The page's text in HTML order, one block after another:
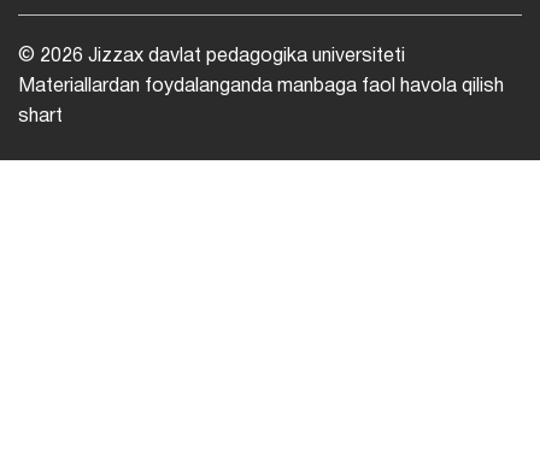
© 2026 Jizzax davlat pedagogika universiteti
Materiallardan foydalanganda manbaga faol havola qilish
shart